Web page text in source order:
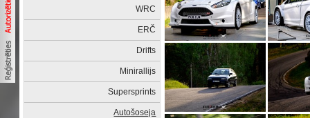
WRC
ERČ
Drifts
Minirallijs
Supersprints
Autošoseja